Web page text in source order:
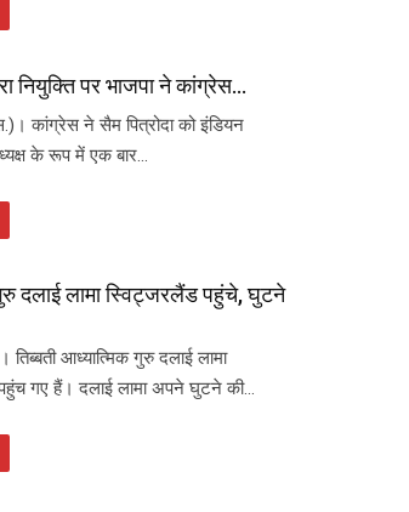
नियुक्ति पर भाजपा ने कांग्रेस...
कांग्रेस ने सैम पित्रोदा को इंडियन
के रूप में एक बार...
दलाई लामा स्विट्जरलैंड पहुंचे, घुटने
आध्यात्मिक गुरु दलाई लामा
गए हैं। दलाई लामा अपने घुटने की...